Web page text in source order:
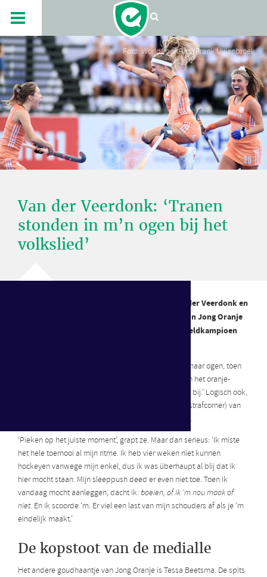
Foto: WorldSportPics/Frank Uijlenbroek
Van der Veerdonk: ‘Tranen
stonden in m’n ogen bij het
volkslied’
Scoren in de WK-finale. Dat lukte Danique van der Veerdonk en
Tessa Beetsma. Door de treffers van het duo won Jong Oranje
de finale van Duitsland en mag het zichzelf wereldkampioen
De tranen stonden bij Danique van der Veerdonk in haar ogen, toen
ze het Wilhelmus zong. Nog een keer het volkslied in het oranje-
tenue. ‘Ik heb er echt van genoten. Dit blijft me altijd bij.’ Logisch ook,
want de verdediger tekende voor de eerste treffer (strafcorner) van
de wedstrijd. En tevens haar eerste van het toernooi.
‘Pieken op het juiste moment’, grapt ze. Maar dan serieus: ‘Ik miste
het hele toernooi al mijn ritme. Ik heb vier weken niet kunnen
hockeyen vanwege mijn enkel, dus ik was überhaupt al blij dat ik
hier mocht staan. Mijn sleeppush deed er even niet toe. Toen ik
vandaag mocht aanleggen, dacht ik: boeien, of ik ‘m nou maak of
niet. En ik scoorde ‘m. Er viel een last van mijn schouders af als je ‘m
eindelijk maakt.’
De kopstoot van de medialle
Het andere goudhaantje van Jong Oranje is Tessa Beetsma. De spits